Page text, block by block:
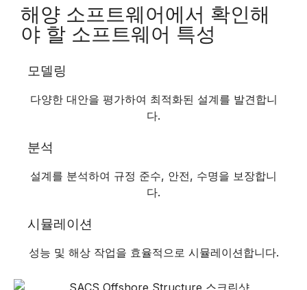
해양 소프트웨어에서 확인해
야 할 소프트웨어 특성
모델링
다양한 대안을 평가하여 최적화된 설계를 발견합니
다.
분석
설계를 분석하여 규정 준수, 안전, 수명을 보장합니
다.
시뮬레이션
성능 및 해상 작업을 효율적으로 시뮬레이션합니다.